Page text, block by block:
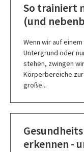
So trainiert
(und
Wenn wir auf
Untergrund oder
stehen, zwingen
Körperbereiche zur
große...
erkennen -